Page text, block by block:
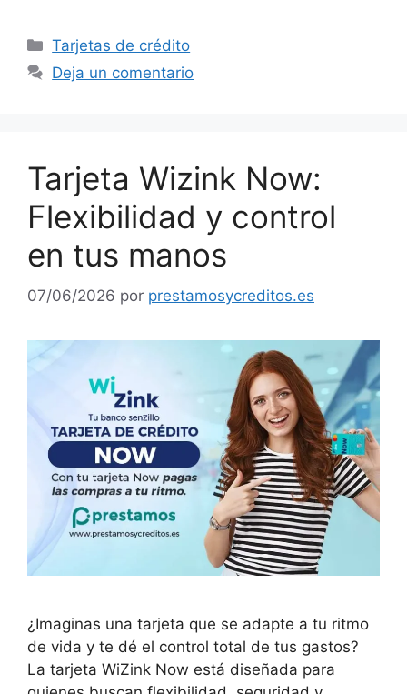
Categorías
Tarjetas de crédito
Deja un comentario
Tarjeta Wizink Now:
Flexibilidad y control
en tus manos
07/06/2026 por prestamosycreditos.es
¿Imaginas una tarjeta que se adapte a tu ritmo
de vida y te dé el control total de tus gastos?
La tarjeta WiZink Now está diseñada para